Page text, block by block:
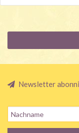
Newsletter